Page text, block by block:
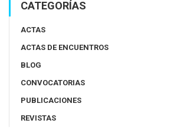
CATEGORÍAS
ACTAS
ACTAS DE ENCUENTROS
BLOG
CONVOCATORIAS
PUBLICACIONES
REVISTAS